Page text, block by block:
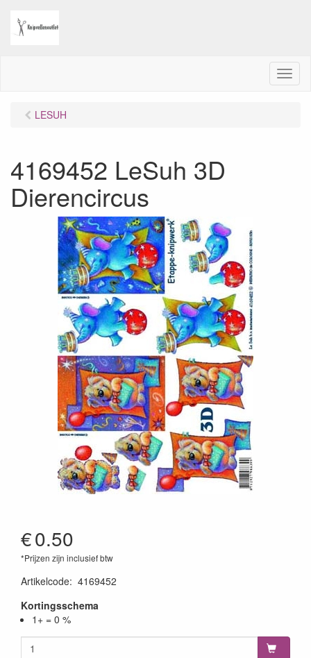
M
e
LESUH
4169452 LeSuh 3D
Dierencircus
€0.50
*Prijzen zijn inclusief btw
Artikelcode: 4169452
Kortingsschema
1+ = 0 %